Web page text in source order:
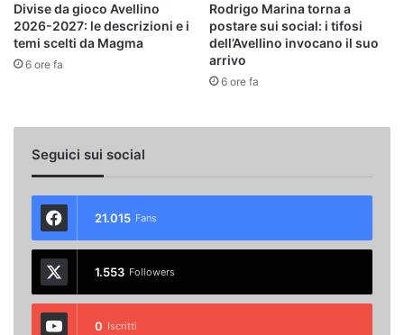
Divise da gioco Avellino
2026-2027: le descrizioni e i
temi scelti da Magma
6 ore fa
Rodrigo Marina torna a
postare sui social: i tifosi
dell’Avellino invocano il suo
arrivo
6 ore fa
Seguici sui social
21.015 Fans
1.553 Followers
0 Iscritti